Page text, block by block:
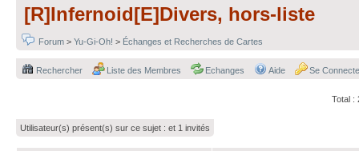
[R]Infernoid[E]Divers, hors-liste
Forum > Yu-Gi-Oh! > Échanges et Recherches de Cartes
Rechercher Liste des Membres Echanges Aide Se
Total :
Utilisateur(s) présent(s) sur ce sujet : et 1 invités